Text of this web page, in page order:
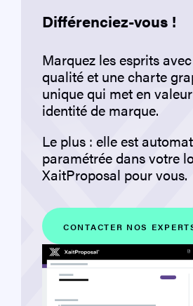
Différenciez-vous !
Marquez les esprits
qualité et une charte
unique qui met en
identité de marque.
Le plus : elle est
paramétrée dans votre
XaitProposal pour vous.
CONTACTER NOS